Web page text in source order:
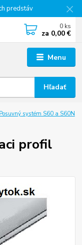
predstáv
Menu
Hľadať
0 ks
za 0,00 €
Posuvný systém S60 a S60N
profil